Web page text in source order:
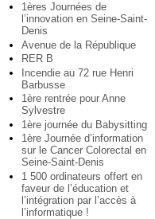
1ères Journées de
l’innovation en Seine-Saint-
Denis
Avenue de la République
RER B
Incendie au 72 rue Henri
Barbusse
1ère rentrée pour Anne
Sylvestre
1ère journée du Babysitting
1ère Journée d’information
sur le Cancer Colorectal en
Seine-Saint-Denis
1 500 ordinateurs offert en
faveur de l’éducation et
l’intégration par l’accès à
l’informatique !